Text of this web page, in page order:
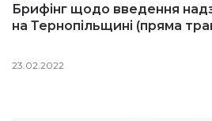
Брифінг щодо введення
на Тернопільщині (пряма
23.02.2022